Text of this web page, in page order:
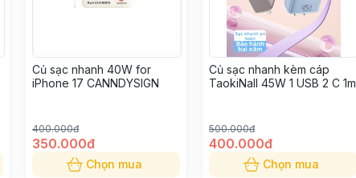
Củ sạc nhanh 40W for
iPhone 17 CANNDYSIGN
400.000đ
350.000đ
Chọn mua
Củ sạc nhanh kèm cáp
TaokiNall 45W 1 USB 2 C 1m
500.000đ
400.000đ
Chọn mua